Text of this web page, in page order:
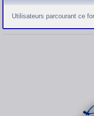
Utilisateurs parcourant ce